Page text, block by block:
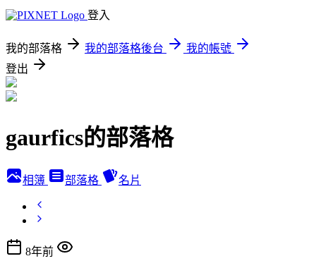
登入
我的部落格 我的部落格後台
我的帳號
登出
gaurfics的部落格
相簿 部落格 名片
8年前